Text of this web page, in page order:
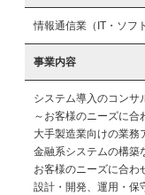
情報通信業（IT・ソフ
事業内容
システム導入のコンサ
～お客様のニーズに合
大手製造業向けの業務
金融系システムの構築
お客様のニーズに合わ
設計・開発、運用・保